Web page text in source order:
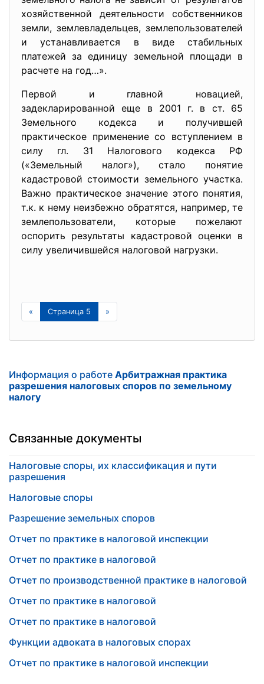
хозяйственной деятельности собственников
земли, землевладельцев, землепользователей
и устанавливается в виде стабильных
платежей за единицу земельной площади в
расчете на год…».
Первой и главной новацией,
задекларированной еще в 2001 г. в ст. 65
Земельного кодекса и получившей
практическое применение со вступлением в
силу гл. 31 Налогового кодекса РФ
(«Земельный налог»), стало понятие
кадастровой стоимости земельного участка.
Важно практическое значение этого понятия,
т.к. к нему неизбежно обратятся, например, те
землепользователи, которые пожелают
оспорить результаты кадастровой оценки в
силу увеличившейся налоговой нагрузки.
« Страница 5 »
Информация о работе Арбитражная практика
разрешения налоговых споров по земельному
налогу
Связанные документы
Налоговые споры, их классификация и пути
разрешения
Налоговые споры
Разрешение земельных споров
Отчет по практике в налоговой инспекции
Отчет по практике в налоговой
Отчет по производственной практике в налоговой
Отчет по практике в налоговой
Отчет по практике в налоговой
Функции адвоката в налоговых спорах
Отчет по практике в налоговой инспекции